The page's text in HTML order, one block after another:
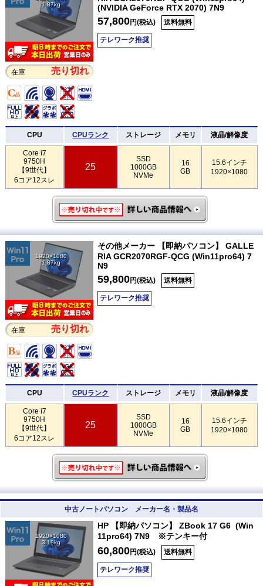
1.87kg
在庫 売り切れ
(NVIDIA GeForce RTX 2070) 7N9
57,800円(税込) 送料無料
テレワーク推奨
CPU CPUランク ストレージ メモリ 液晶/解像度
Core i7
9750H
【9世代】
6コア12スレ
25
SSD
1000GB
NVMe
16
GB
15.6インチ
1920×1080
1920×1080
1.87kg
在庫 売り切れ
その他メーカー 【即納パソコン】 GALLE
RIA GCR2070RGF-QCG (Win11pro64) 7
N9
59,800円(税込) 送料無料
テレワーク推奨
CPU CPUランク ストレージ メモリ 液晶/解像度
Core i7
9750H
【9世代】
6コア12スレ
25
SSD
1000GB
NVMe
16
GB
15.6インチ
1920×1080
中古ノートパソコン メーカー名・製品名
1920×1080
3.19kg
HP 【即納パソコン】 ZBook 17 G6 (Win
11pro64) 7N9 ※テンキー付
60,800円(税込) 送料無料
テレワーク推奨